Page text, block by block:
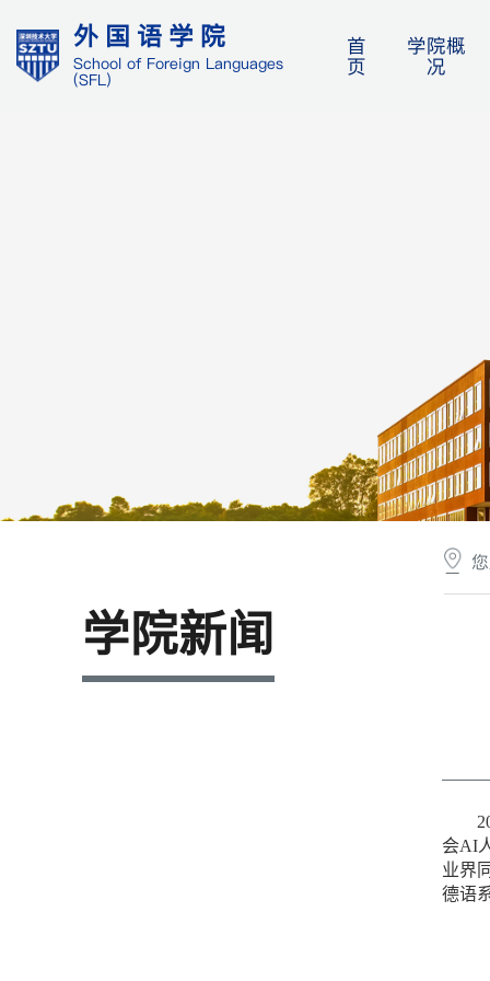
外国语学院
School of Foreign Languages
(SFL)
首
页
学院概
况
学院新闻
会AI
业界
德语